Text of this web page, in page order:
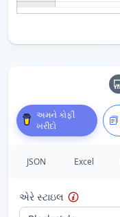
અમને કોફી
ખરીદો
JSON Excel
એરે સ્ટાઇલ